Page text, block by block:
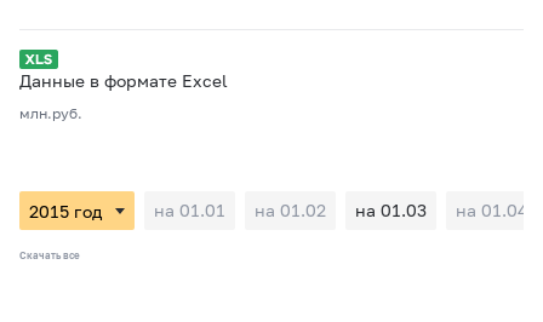
Данные в формате Excel
млн.руб.
на 01.01 на 01.02 на 01.03 на 01.04
Скачать все